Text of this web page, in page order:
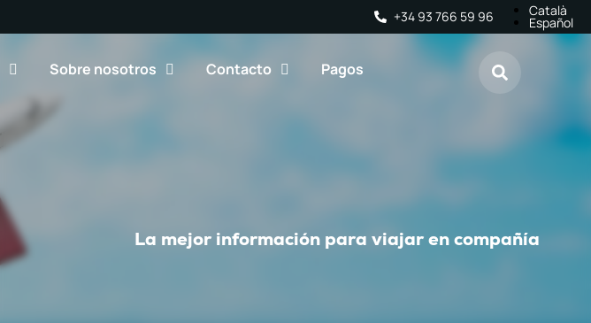
+34 93 766 59 96 Català
Español
Sobre nosotros Contacto Pagos
La mejor información para viajar en compañía